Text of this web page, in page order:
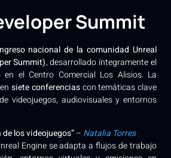
Summit
nacional de la comunidad Unreal
Summit), desarrollado íntegramente el
el Centro Comercial Los Alisios. La
siete conferenciascon temáticas clave
videojuegos, audiovisuales y entornos
de los videojuegos”– Natalia Torres
Engine se adapta a flujos de trabajo